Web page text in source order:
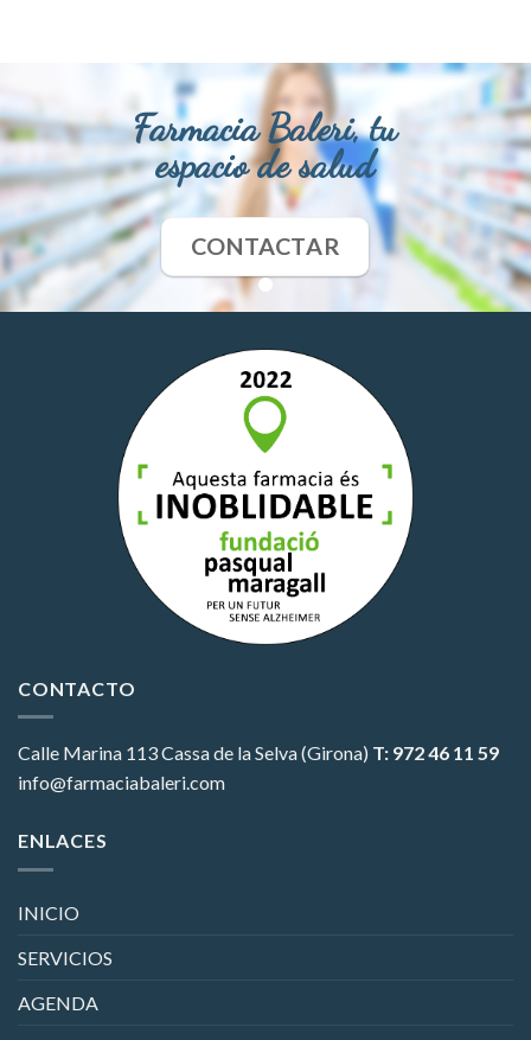
Farmacia Baleri, tu
espacio de salud
CONTACTAR
CONTACTO
Calle Marina 113Cassa de la Selva (Girona) T: 972 46 11 59
info@farmaciabaleri.com
ENLACES
INICIO
SERVICIOS
AGENDA